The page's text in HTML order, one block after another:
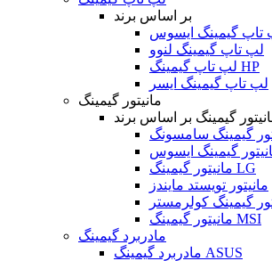
بر اساس برند
تاپ گیمینگ ایسوس
لپ تاپ گیمینگ لنوو
لپ تاپ گیمینگ HP
لپ تاپ گیمینگ ایسر
مانیتور گیمینگ
گیمینگ بر اساس برند
گیمینگ سامسونگ
گیمینگ ایسوس
مانیتور گیمینگ LG
مانیتور تویستد مایندز
گیمینگ کولرمستر
مانیتور گیمینگ MSI
مادربرد گیمینگ
مادربرد گیمینگ ASUS